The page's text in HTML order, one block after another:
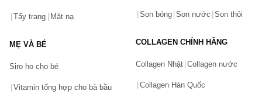
Tẩy trang Mặt nạ
MẸ VÀ BÉ
Siro ho cho bé
Vitamin tổng hợp cho bà bầu
Son bóng Son nước Son thỏi
COLLAGEN CHÍNH HÃNG
Collagen Nhật Collagen nước
Collagen Hàn Quốc